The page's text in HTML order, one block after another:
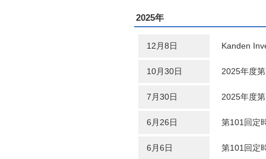
2025年
12月8日 Kanden
10月30日 2025年度
7月30日 2025年度
6月26日 第101回定
6月6日 第101回定